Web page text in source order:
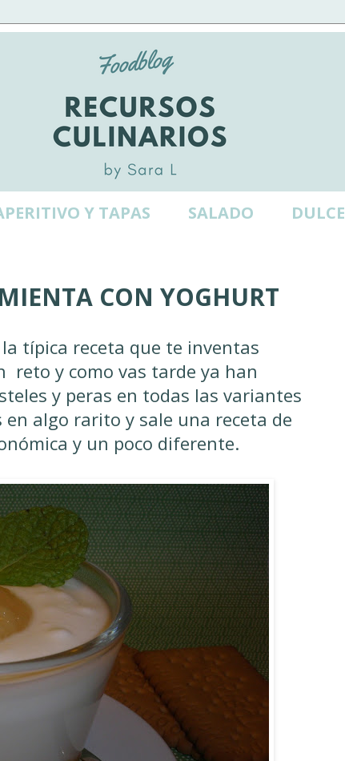
Y TAPAS SALADO DULCE
CON YOGHURT
típica receta que te inventas
reto y como vas tarde ya han
y peras en todas las variantes
algo rarito y sale una receta de
y un poco diferente.